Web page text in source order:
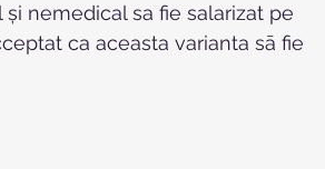
nemedical sa fie salarizat pe
ca aceasta varianta sā fie